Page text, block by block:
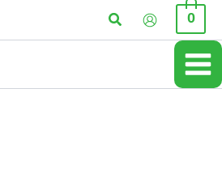
تخطي
المحتوى
0 البحث